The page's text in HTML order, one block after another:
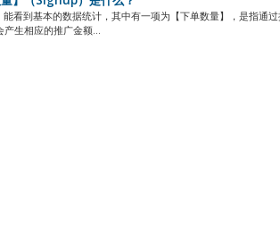
看到基本的数据统计，其中有一项为【下单数量】，是指通
生相应的推广金额...